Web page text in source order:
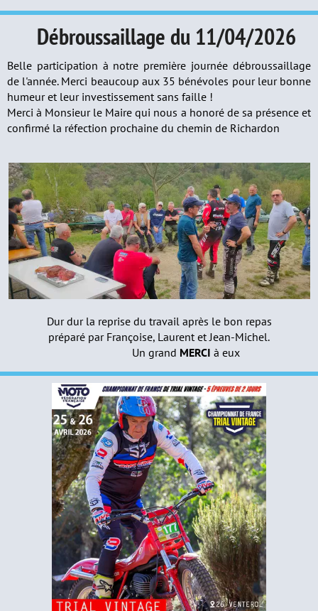
Débroussaillage du 11/04/2026
Belle participation à notre première journée débroussaillage
de l'année. Merci beaucoup aux 35 bénévoles pour leur bonne
humeur et leur investissement sans faille !
Merci à Monsieur le Maire qui nous a honoré de sa présence et
confirmé la réfection prochaine du chemin de Richardon
Dur dur la reprise du travail après le bon repas
préparé par Françoise, Laurent et Jean-Michel.
Un grand MERCI à eux